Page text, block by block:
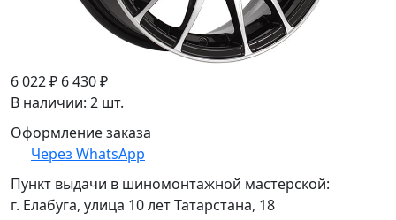
6 022 ₽ 6 430 ₽
В наличии: 2 шт.
Оформление заказа
Через WhatsApp
Пункт выдачи в шиномонтажной мастерской:
г. Елабуга, улица 10 лет Татарстана, 18